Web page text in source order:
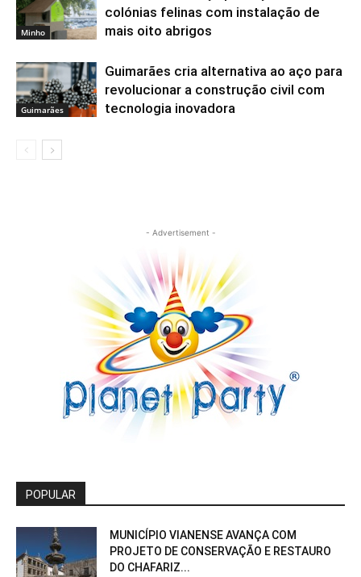
Minho
colónias felinas com instalação de
mais oito abrigos
Guimarães
Guimarães cria alternativa ao aço para
revolucionar a construção civil com
tecnologia inovadora
- Advertisement -
POPULAR
MUNICÍPIO VIANENSE AVANÇA COM
PROJETO DE CONSERVAÇÃO E RESTAURO
DO CHAFARIZ...